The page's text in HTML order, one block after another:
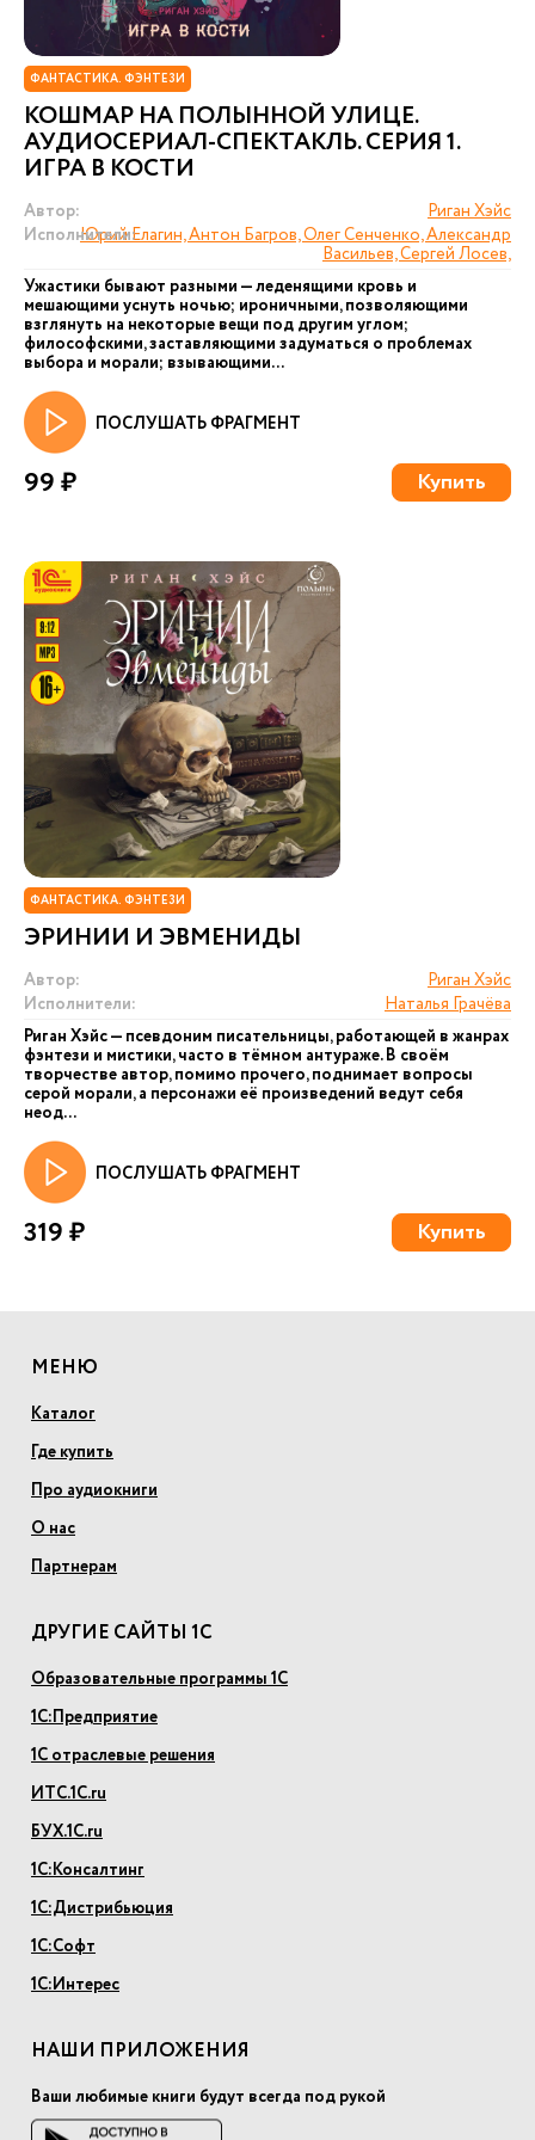
ФАНТАСТИКА. ФЭНТЕЗИ
КОШМАР НА ПОЛЫННОЙ УЛИЦЕ.
АУДИОСЕРИАЛ-СПЕКТАКЛЬ. СЕРИЯ 1.
ИГРА В КОСТИ
Автор:
Риган Хэйс
Исполнители:Юрий Елагин, Антон Багров, Олег Сенченко, Александр
Васильев, Сергей Лосев,
Ужастики бывают разными — леденящими кровь и
мешающими уснуть ночью; ироничными, позволяющими
взглянуть на некоторые вещи под другим углом;
философскими, заставляющими задуматься о проблемах
выбора и морали; взывающими...
ПОСЛУШАТЬ ФРАГМЕНТ
99 ₽ Купить
ФАНТАСТИКА. ФЭНТЕЗИ
ЭРИНИИ И ЭВМЕНИДЫ
Автор:
Риган Хэйс
Исполнители:
Наталья Грачёва
Риган Хэйс — псевдоним писательницы, работающей в жанрах
фэнтези и мистики, часто в тёмном антураже. В своём
творчестве автор, помимо прочего, поднимает вопросы
серой морали, а персонажи её произведений ведут себя
неод...
ПОСЛУШАТЬ ФРАГМЕНТ
319 ₽ Купить
МЕНЮ
Каталог
Где купить
Про аудиокниги
О нас
Партнерам
ДРУГИЕ САЙТЫ 1С
Образовательные программы 1С
1С:Предприятие
1С отраслевые решения
ИТС.1С.ru
БУХ.1С.ru
1С:Консалтинг
1С:Дистрибьюция
1С:Софт
1С:Интерес
НАШИ ПРИЛОЖЕНИЯ
Ваши любимые книги будут всегда под рукой